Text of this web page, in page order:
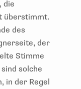
die
überstimmt.
des
der
Stimme
solche
in der Regel